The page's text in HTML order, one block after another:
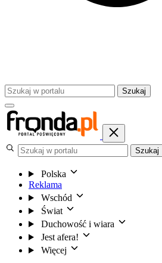
Szukaj
Szukaj
Polska
Reklama
Wschód
Świat
Duchowość i wiara
Jest afera!
Więcej